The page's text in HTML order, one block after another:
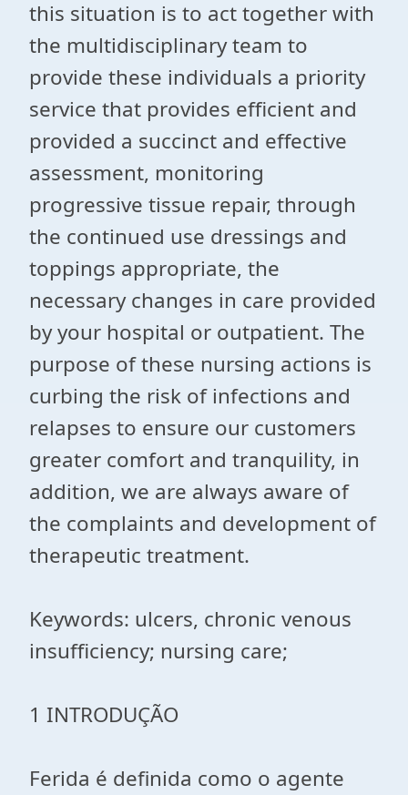
this situation is to act together with
the multidisciplinary team to
provide these individuals a priority
service that provides efficient and
provided a succinct and effective
assessment, monitoring
progressive tissue repair, through
the continued use dressings and
toppings appropriate, the
necessary changes in care provided
by your hospital or outpatient. The
purpose of these nursing actions is
curbing the risk of infections and
relapses to ensure our customers
greater comfort and tranquility, in
addition, we are always aware of
the complaints and development of
therapeutic treatment.
Keywords: ulcers, chronic venous
insufficiency; nursing care;
1 INTRODUÇÃO
Ferida é definida como o agente